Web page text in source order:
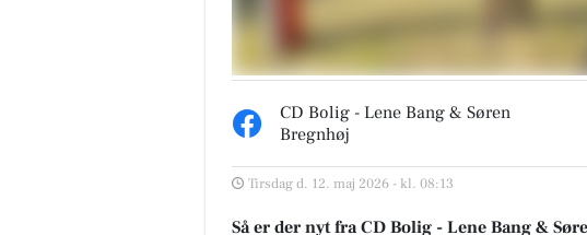
CD Bolig - Lene Bang & Søren
Bregnhøj
Tirsdag d. 12. maj 2026 - kl. 08:13
Så er der nyt fra CD Bolig - Lene Bang &